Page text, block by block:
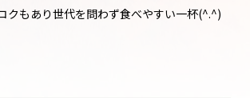
クもあり世代を問わず食べやすい一杯(^.^)